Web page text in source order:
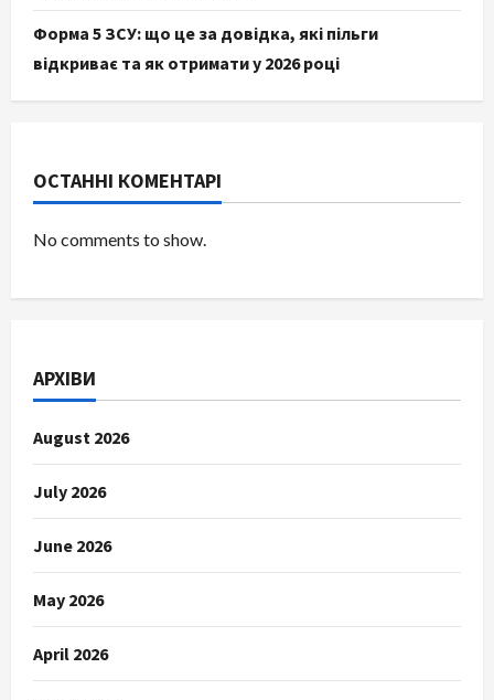
Форма 5 ЗСУ: що це за довідка, які пільги
відкриває та як отримати у 2026 році
ОСТАННІ КОМЕНТАРІ
No comments to show.
АРХІВИ
August 2026
July 2026
June 2026
May 2026
April 2026